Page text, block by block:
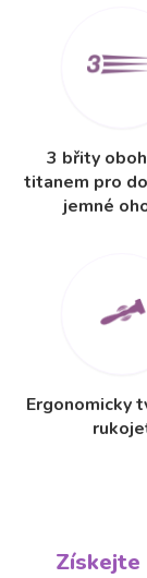
3 břity
titanem pro
jemné
Ergonomicky
Získejte